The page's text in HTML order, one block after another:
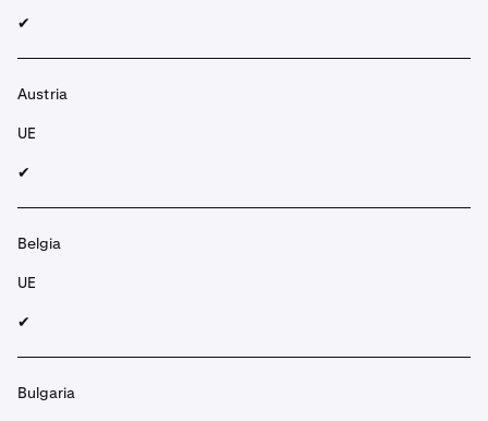
✔︎
Austria
UE
✔︎
Belgia
UE
✔︎
Bulgaria